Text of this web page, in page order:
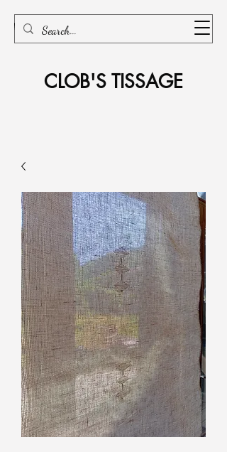
CLOB'S TISSAGE